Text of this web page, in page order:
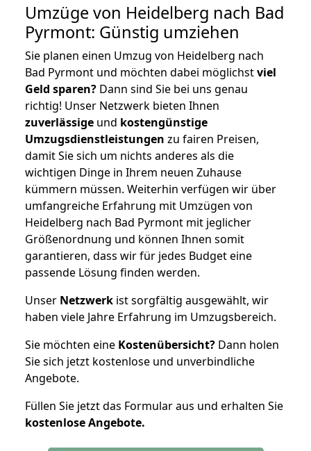
Umzüge von Heidelberg nach Bad
Pyrmont: Günstig umziehen
Sie planen einen Umzug von Heidelberg nach
Bad Pyrmont und möchten dabei möglichstviel
Geld sparen? Dann sind Sie bei uns genau
richtig! Unser Netzwerk bieten Ihnen
zuverlässige und kostengünstige
Umzugsdienstleistungen zu fairen Preisen,
damit Sie sich um nichts anderes als die
wichtigen Dinge in Ihrem neuen Zuhause
kümmern müssen. Weiterhin verfügen wir über
umfangreiche Erfahrung mit Umzügen von
Heidelberg nach Bad Pyrmont mit jeglicher
Größenordnung und können Ihnen somit
garantieren, dass wir für jedes Budget eine
passende Lösung finden werden.
Unser Netzwerk ist sorgfältig ausgewählt, wir
haben viele Jahre Erfahrung im Umzugsbereich.
Sie möchten eine Kostenübersicht? Dann holen
Sie sich jetzt kostenlose und unverbindliche
Angebote.
Füllen Sie jetzt das Formular aus und erhalten Sie
kostenloseAngebote.